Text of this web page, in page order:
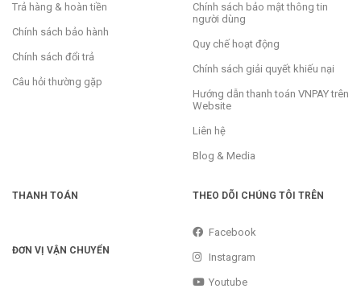
Trả hàng & hoàn tiền
Chính sách bảo hành
Chính sách đổi trả
Câu hỏi thường gặp
Chính sách bảo mật thông tin
người dùng
Quy chế hoạt động
Chính sách giải quyết khiếu nại
Hướng dẫn thanh toán VNPAY trên
Website
Liên hệ
Blog & Media
THANH TOÁN
ĐƠN VỊ VẬN CHUYỂN
THEO DÕI CHÚNG TÔI TRÊN
Facebook
Instagram
Youtube